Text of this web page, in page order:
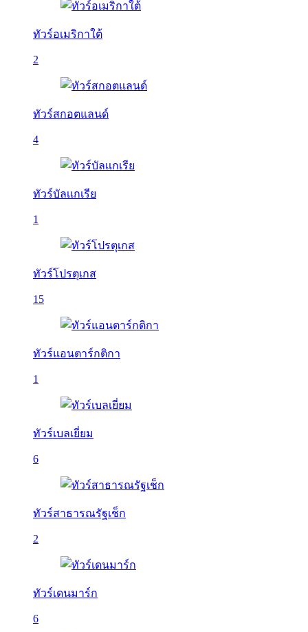
ทัวร์อเมริกาใต้
2
ทัวร์สกอตแลนด์
4
ทัวร์บัลเเกเรีย
1
ทัวร์โปรตุเกส
15
ทัวร์แอนตาร์กติกา
1
ทัวร์เบลเยี่ยม
6
ทัวร์สาธารณรัฐเช็ก
2
ทัวร์เดนมาร์ก
6